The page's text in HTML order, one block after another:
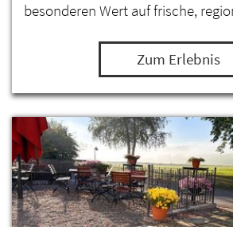
besonderen Wert auf frische,
Zum Erlebnis